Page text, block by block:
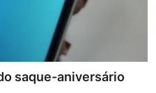
saque-aniversário